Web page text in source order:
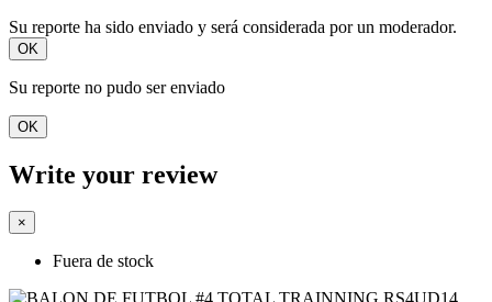
Su reporte ha sido enviado y será considerada por un moderador.
OK
Su reporte no pudo ser enviado
OK
Write your review
×
Fuera de stock